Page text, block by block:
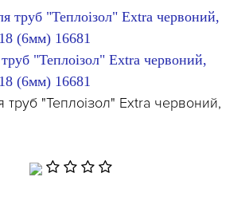
"Теплоізол" Extra червоний,
(6мм) 16681
"Теплоізол" Extra червоний,